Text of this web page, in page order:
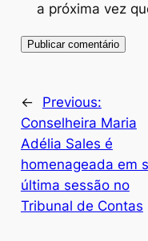
a próxima vez
←
Previous:
Conselheira Maria
Adélia Sales é
homenageada em
última sessão no
Tribunal de Contas